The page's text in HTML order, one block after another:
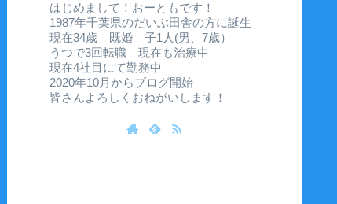
はじめまして！おーともです！
1987年千葉県のだいぶ田舎の方に誕生
現在34歳 既婚 子1人(男、7歳）
うつで3回転職 現在も治療中
現在4社目にて勤務中
2020年10月からブログ開始
皆さんよろしくおねがいします！